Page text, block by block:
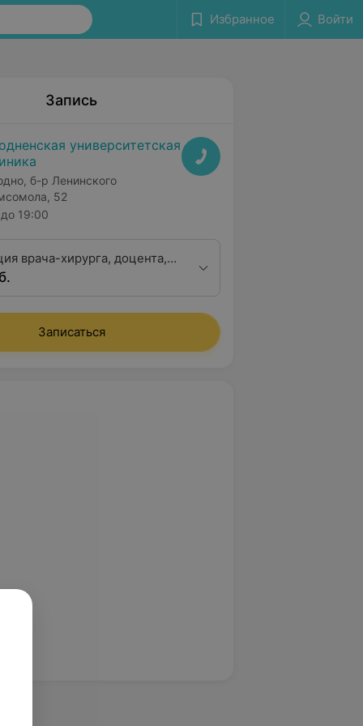
Избранное Войти
Запись
университетская
б-р Ленинского
52
до 19:00
врача-хирурга, доцента,
наук для
Записаться